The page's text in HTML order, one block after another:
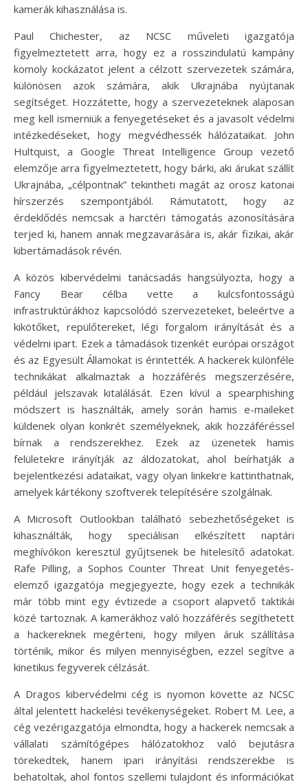
kamerák kihasználása is.
Paul Chichester, az NCSC műveleti igazgatója
figyelmeztetett arra, hogy ez a rosszindulatú kampány
komoly kockázatot jelent a célzott szervezetek számára,
különösen azok számára, akik Ukrajnába nyújtanak
segítséget. Hozzátette, hogy a szervezeteknek alaposan
meg kell ismerniük a fenyegetéseket és a javasolt védelmi
intézkedéseket, hogy megvédhessék hálózataikat. John
Hultquist, a Google Threat Intelligence Group vezető
elemzője arra figyelmeztetett, hogy bárki, aki árukat szállít
Ukrajnába, „célpontnak” tekintheti magát az orosz katonai
hírszerzés szempontjából. Rámutatott, hogy az
érdeklődés nemcsak a harctéri támogatás azonosítására
terjed ki, hanem annak megzavarására is, akár fizikai, akár
kibertámadások révén.
A közös kibervédelmi tanácsadás hangsúlyozta, hogy a
Fancy Bear célba vette a kulcsfontosságú
infrastruktúrákhoz kapcsolódó szervezeteket, beleértve a
kikötőket, repülőtereket, légi forgalom irányítását és a
védelmi ipart. Ezek a támadások tizenkét európai országot
és az Egyesült Államokat is érintették. A hackerek különféle
technikákat alkalmaztak a hozzáférés megszerzésére,
például jelszavak kitalálását. Ezen kívül a spearphishing
módszert is használták, amely során hamis e-maileket
küldenek olyan konkrét személyeknek, akik hozzáféréssel
bírnak a rendszerekhez. Ezek az üzenetek hamis
felületekre irányítják az áldozatokat, ahol beírhatják a
bejelentkezési adataikat, vagy olyan linkekre kattinthatnak,
amelyek kártékony szoftverek telepítésére szolgálnak.
A Microsoft Outlookban található sebezhetőségeket is
kihasználták, hogy speciálisan elkészített naptári
meghívókon keresztül gyűjtsenek be hitelesítő adatokat.
Rafe Pilling, a Sophos Counter Threat Unit fenyegetés-
elemző igazgatója megjegyezte, hogy ezek a technikák
már több mint egy évtizede a csoport alapvető taktikái
közé tartoznak. A kamerákhoz való hozzáférés segíthetett
a hackereknek megérteni, hogy milyen áruk szállítása
történik, mikor és milyen mennyiségben, ezzel segítve a
kinetikus fegyverek célzását.
A Dragos kibervédelmi cég is nyomon követte az NCSC
által jelentett hackelési tevékenységeket. Robert M. Lee, a
cég vezérigazgatója elmondta, hogy a hackerek nemcsak a
vállalati számítógépes hálózatokhoz való bejutásra
törekedtek, hanem ipari irányítási rendszerekbe is
behatoltak, ahol fontos szellemi tulajdont és információkat